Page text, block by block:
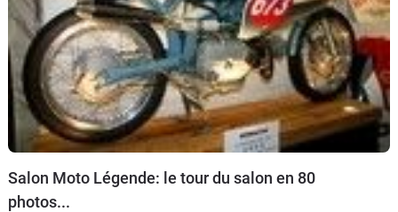
Scooters
&
125
Marques
Services
Auto
Salon Moto Légende: le tour du salon en 80
photos...